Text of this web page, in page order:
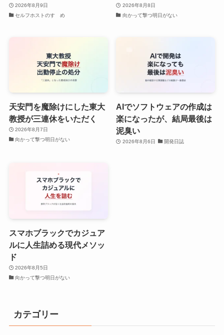
2026年8月9日
セルフホストのすゝめ
2026年8月8日
向かって撃つ明日がない
天安門を魔除けにした東大
教授が三連休をいただく
2026年8月7日
向かって撃つ明日がない
AIでソフトウェアの作成は
楽になったが、結局最後は
泥臭い
2026年8月6日 開発日誌
スマホブラックでカジュア
ルに人生詰める現代メソッ
ド
2026年8月5日
向かって撃つ明日がない
カテゴリー